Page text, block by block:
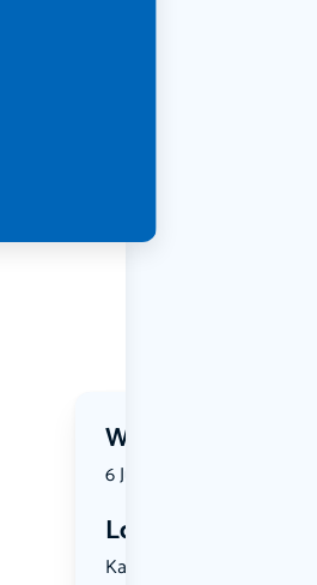
Wanneer?
6 July 2026 | 19:00
Locatie
Kajuit 287...